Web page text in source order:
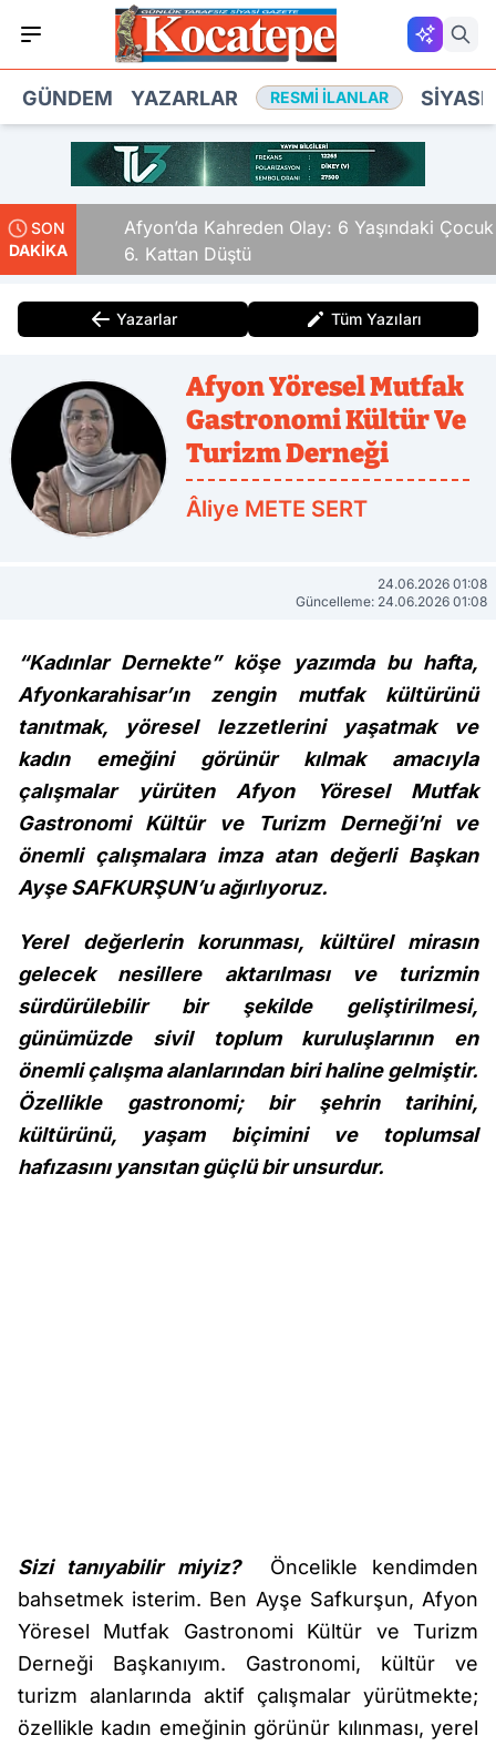
GÜNDEM YAZARLAR RESMI İLANLAR
SON
DAKİKA
Afyon’da Kahreden Olay: 6 Yaşındaki Çocuk
6. Kattan Düştü
Yazarlar Tüm Yazıları
Afyon Yöresel Mutfak
Gastronomi Kültür Ve
Turizm Derneği
Âliye METE SERT
24.06.2026 01:08
Güncelleme: 24.06.2026 01:08
“Kadınlar Dernekte” köşe yazımda bu hafta,
Afyonkarahisar’ın zengin mutfak kültürünü
tanıtmak, yöresel lezzetlerini yaşatmak ve
kadın emeğini görünür kılmak amacıyla
çalışmalar yürüten Afyon Yöresel Mutfak
Gastronomi Kültür ve Turizm Derneği’ni ve
önemli çalışmalara imza atan değerli Başkan
Ayşe SAFKURŞUN’u ağırlıyoruz.
Yerel değerlerin korunması, kültürel mirasın
gelecek nesillere aktarılması ve turizmin
sürdürülebilir bir şekilde geliştirilmesi,
günümüzde sivil toplum kuruluşlarının en
önemli çalışma alanlarından biri haline gelmiştir.
Özellikle gastronomi; bir şehrin tarihini,
kültürünü, yaşam biçimini ve toplumsal
hafızasını yansıtan güçlü bir unsurdur.
Sizi tanıyabilir miyiz?Öncelikle kendimden
bahsetmek isterim. Ben Ayşe Safkurşun, Afyon
Yöresel Mutfak Gastronomi Kültür ve Turizm
Derneği Başkanıyım. Gastronomi, kültür ve
turizm alanlarında aktif çalışmalar yürütmekte;
özellikle kadın emeğinin görünür kılınması, yerel